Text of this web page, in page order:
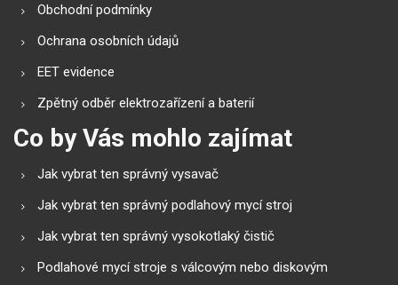
Obchodní podmínky
Ochrana osobních údajů
EET evidence
Zpětný odběr elektrozařízení a baterií
Co by Vás mohlo zajímat
Jak vybrat ten správný vysavač
Jak vybrat ten správný podlahový mycí stroj
Jak vybrat ten správný vysokotlaký čistič
Podlahové mycí stroje s válcovým nebo diskovým